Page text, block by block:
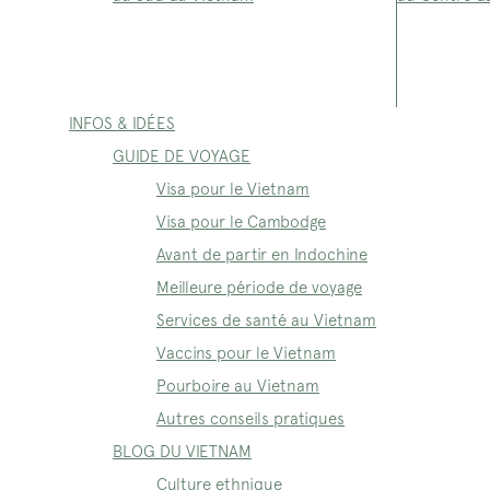
INFOS & IDÉES
GUIDE DE VOYAGE
Visa pour le Vietnam
Visa pour le Cambodge
Avant de partir en Indochine
Meilleure période de voyage
Services de santé au Vietnam
Vaccins pour le Vietnam
Pourboire au Vietnam
Autres conseils pratiques
BLOG DU VIETNAM
Culture ethnique